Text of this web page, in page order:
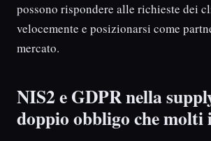
possono rispondere alle richieste dei
velocemente e posizionarsi come
mercato.
NIS2 e GDPR nella
doppio obbligo che molti